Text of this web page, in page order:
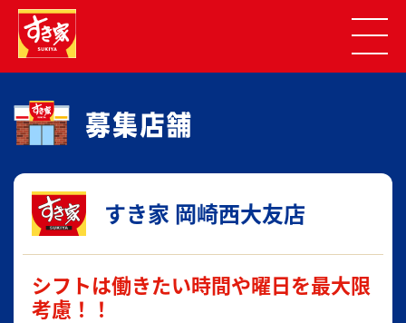
すき家 岡崎西大友店
シフトは働きたい時間や曜日を最大限
考慮！！